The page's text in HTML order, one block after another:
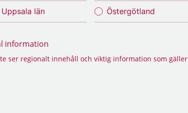
Uppsala län Östergötland
information
ser regionalt innehåll och viktig information som gäller